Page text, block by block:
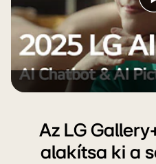
pedig
világosabb,
bemutatva,
hogyan
oldotta
meg
automatikusan
Az LG
alakítsa ki a